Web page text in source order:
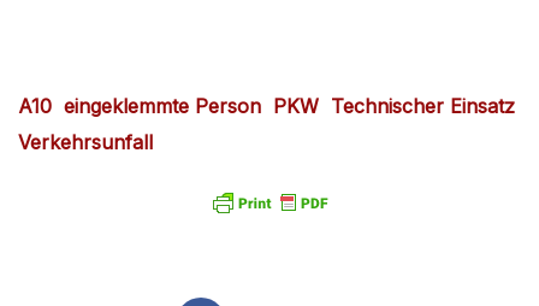
A10 eingeklemmte Person PKW Technischer Einsatz
Verkehrsunfall